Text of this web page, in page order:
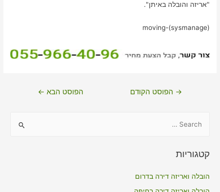
"אריזה והובלה באיתן".
moving-(sysmanage)
ניווט→ הפוסט הקודם הפוסט הבא ←
r
קטגוריות
הובלה ואריזה דירה בדרום